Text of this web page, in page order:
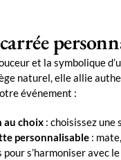
et la symbolique
naturel, elle allie
événement :
au choix : choisissez
personnalisable :
pour s’harmoniser avec